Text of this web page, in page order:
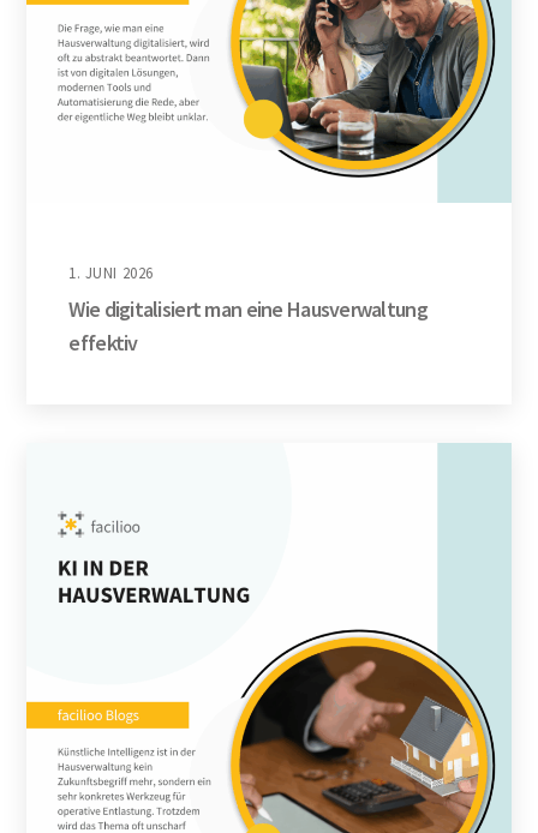
1. JUNI 2026
Wie digitalisiert man eine Hausverwaltung
effektiv